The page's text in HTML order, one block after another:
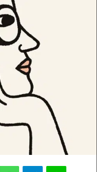
WhatsAppTelegramLine